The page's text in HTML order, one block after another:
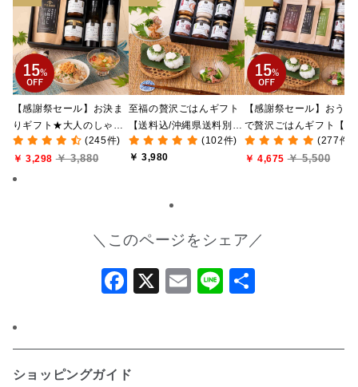
【感謝祭セール】お決ま
りギフト★大人のしゃけ
しゃけめんたい入り【送
料込/沖縄県送料別途】
【化粧箱包装付】
(245件)
￥ 3,298 ￥ 3,880
至福の贅沢ごはんギフト
【送料込/沖縄県送料別
途】【化粧箱包装付/オン
ライン限定】
(102件)
￥ 3,980
【感謝祭セール】おうち
で贅沢ごはんギフト【送
料無料/沖縄県送料別途】
【化粧箱包装付/オンライ
(277件)
￥ 4,675 ￥ 5,500
＼このページをシェア／
Facebook
X Email
Line
ショッピングガイド